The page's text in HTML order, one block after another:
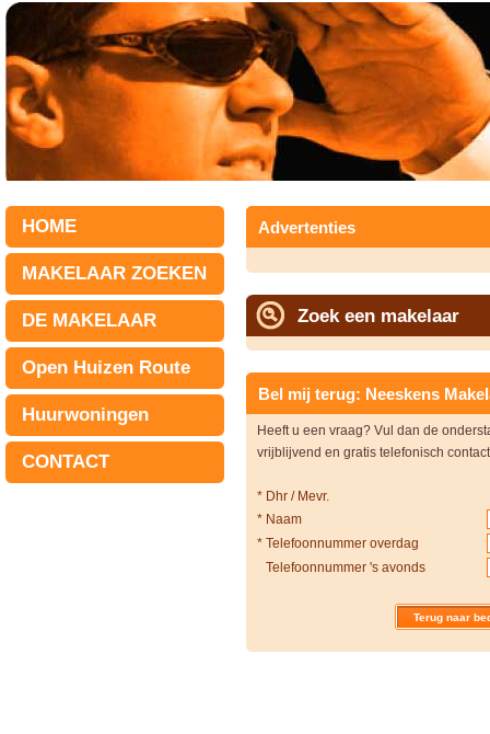
HOME
MAKELAAR ZOEKEN
DE MAKELAAR
Open Huizen Route
Huurwoningen
CONTACT
Advertenties
Zoek een makelaar
Bel mij terug: Neeskens
Heeft u een vraag? Vul dan de
vrijblijvend en gratis telefonisch
* Dhr / Mevr.
* Naam
* Telefoonnummer overdag
Telefoonnummer 's avonds
Terug naar